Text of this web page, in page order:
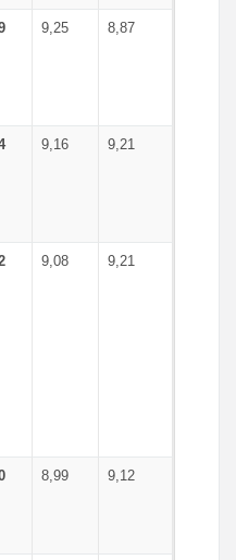
9,25 8,87
9,16 9,21
9,08 9,21
8,99 9,12